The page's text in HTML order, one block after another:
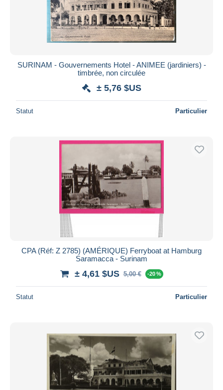
Appliquer
SURINAM - Gouvernements Hotel - ANIMEE (jardiniers) -
timbrée, non circulée
± 5,76 $US
Statut Particulier
CPA (Réf: Z 2785) (AMÉRIQUE) Ferryboat at Hamburg
Saramacca - Surinam
± 4,61 $US 5,00 € -20 %
Statut Particulier